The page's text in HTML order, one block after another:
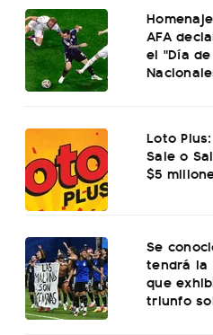
AFA
el "Día
Loto
Sale o
$5
Se
tendrá la
que
triunfo